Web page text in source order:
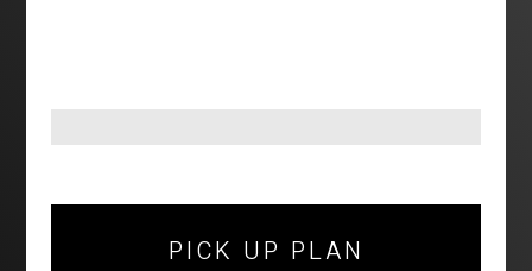
PICK UP PLAN